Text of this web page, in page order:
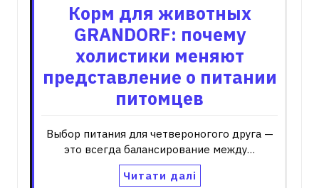
Корм для животных
GRANDORF: почему
холистики меняют
представление о питании
питомцев
Выбор питания для четвероногого друга —
это всегда балансирование между…
Читати далі